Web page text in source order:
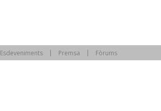
Esdeveniments Premsa Fòrums